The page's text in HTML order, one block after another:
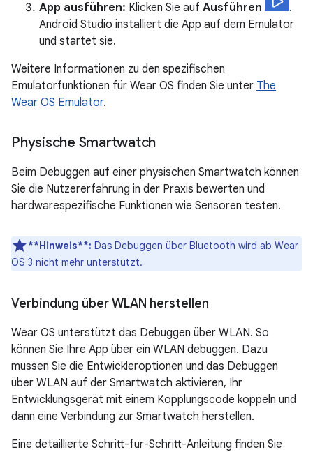
App ausführen: Klicken Sie auf Ausführen
.
Android Studio installiert die App auf dem Emulator
und startet sie.
Weitere Informationen zu den spezifischen
Emulatorfunktionen für Wear OS finden Sie unter The
Wear OS Emulator.
Physische Smartwatch
Beim Debuggen auf einer physischen Smartwatch können
Sie die Nutzererfahrung in der Praxis bewerten und
hardwarespezifische Funktionen wie Sensoren testen.
**Hinweis**: Das Debuggen über Bluetooth wird ab Wear
OS 3 nicht mehr unterstützt.
Verbindung über WLAN herstellen
Wear OS unterstützt das Debuggen über WLAN. So
können Sie Ihre App über ein WLAN debuggen. Dazu
müssen Sie die Entwickleroptionen und das Debuggen
über WLAN auf der Smartwatch aktivieren, Ihr
Entwicklungsgerät mit einem Kopplungscode koppeln und
dann eine Verbindung zur Smartwatch herstellen.
Eine detaillierte Schritt-für-Schritt-Anleitung finden Sie